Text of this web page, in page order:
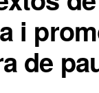
i
de